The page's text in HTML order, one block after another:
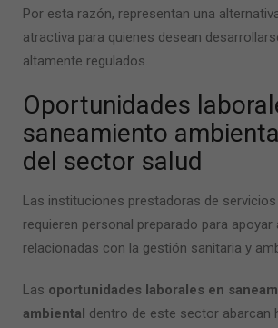
Por esta razón, representan una
atractiva para quienes desean
altamente regulados.
Oportunidades
saneamiento
del sector salud
Las instituciones prestadoras de servicios
requieren personal preparado para apoyar
relacionadas con la gestión sanitaria y
Las oportunidades laborales en
ambiental dentro de este sector abarcan